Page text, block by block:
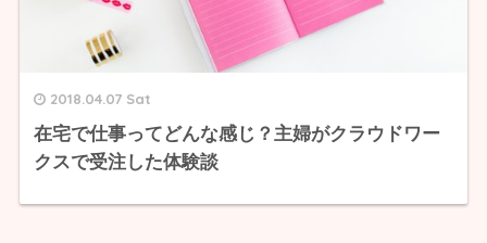
2018.04.07 Sat
在宅で仕事ってどんな感じ？主婦がクラウドワー
クスで受注した体験談